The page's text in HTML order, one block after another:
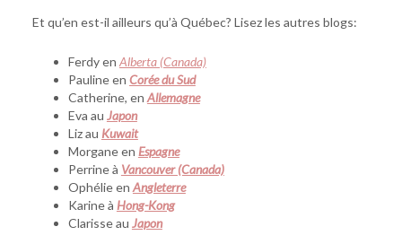
Et qu’en est-il ailleurs qu’à Québec? Lisez les autres blogs:
Ferdy en Alberta (Canada)
Pauline en Corée du Sud
Catherine, en Allemagne
Eva au Japon
Liz au Kuwait
Morgane en Espagne
Perrine à Vancouver (Canada)
Ophélie en Angleterre
Karine à Hong-Kong
Clarisse au Japon